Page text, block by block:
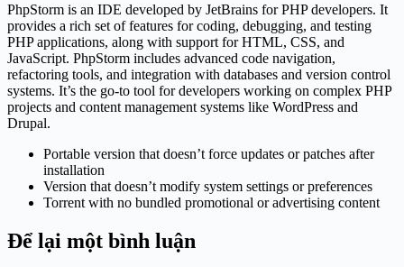
PhpStorm is an IDE developed by JetBrains for PHP developers. It
provides a rich set of features for coding, debugging, and testing
PHP applications, along with support for HTML, CSS, and
JavaScript. PhpStorm includes advanced code navigation,
refactoring tools, and integration with databases and version control
systems. It’s the go-to tool for developers working on complex PHP
projects and content management systems like WordPress and
Drupal.
Portable version that doesn’t force updates or patches after
installation
Version that doesn’t modify system settings or preferences
Torrent with no bundled promotional or advertising content
Để lại một bình luận